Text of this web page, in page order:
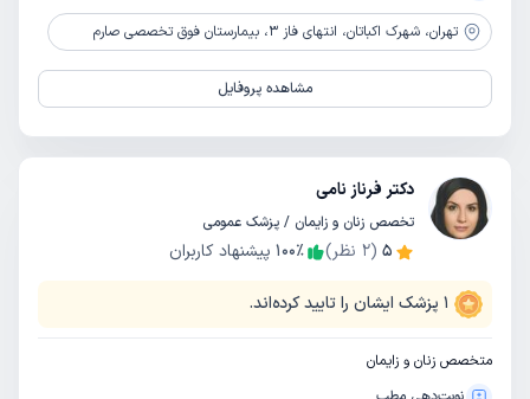
تهران، شهرک اکباتان، انتهای فاز 3، بیمارستان فوق تخصصی صارم
مشاهده پروفایل
دکتر فرناز نامی
تخصص زنان و زایمان / پزشک عمومی
5
(
2 نظر) 100٪ پیشنهاد کاربران
1 پزشک ایشان را تایید کرده‌اند.
متخصص زنان و زایمان